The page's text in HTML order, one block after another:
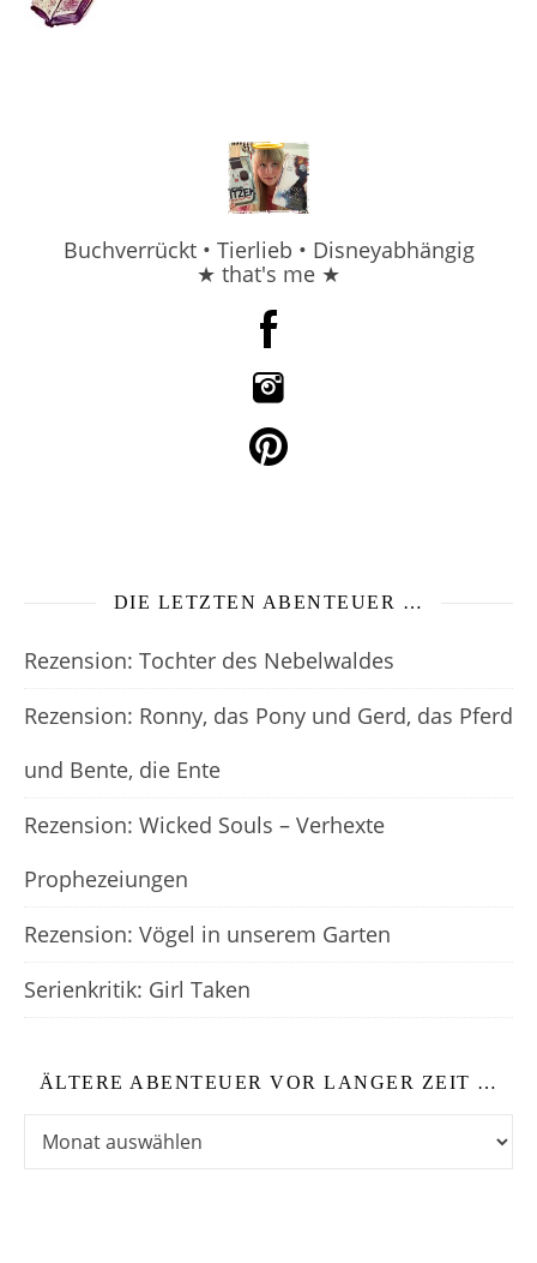
Buchverrückt • Tierlieb • Disneyabhängig
★ that's me ★
DIE LETZTEN ABENTEUER …
Rezension: Tochter des Nebelwaldes
Rezension: Ronny, das Pony und Gerd, das Pferd
und Bente, die Ente
Rezension: Wicked Souls – Verhexte
Prophezeiungen
Rezension: Vögel in unserem Garten
Serienkritik: Girl Taken
ÄLTERE ABENTEUER VOR LANGER ZEIT …